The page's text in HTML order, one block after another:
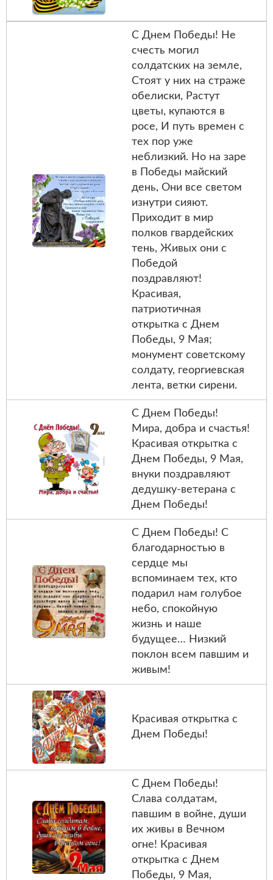
С Днем Победы! Не
счесть могил
солдатских на земле,
Стоят у них на страже
обелиски, Растут
цветы, купаются в
росе, И путь времен с
тех пор уже
неблизкий. Но на заре
в Победы майский
день, Они все светом
изнутри сияют.
Приходит в мир
полков гвардейских
тень, Живых они с
Победой
поздравляют!
Красивая,
патриотичная
открытка с Днем
Победы, 9 Мая;
монумент советскому
солдату, георгиевская
лента, ветки сирени.
С Днем Победы!
Мира, добра и счастья!
Красивая открытка с
Днем Победы, 9 Мая,
внуки поздравляют
дедушку-ветерана с
Днем Победы!
С Днем Победы! С
благодарностью в
сердце мы
вспоминаем тех, кто
подарил нам голубое
небо, спокойную
жизнь и наше
будущее… Низкий
поклон всем павшим и
живым!
Красивая открытка с
Днем Победы!
С Днем Победы!
Слава солдатам,
павшим в войне, души
их живы в Вечном
огне! Красивая
открытка с Днем
Победы, 9 Мая,